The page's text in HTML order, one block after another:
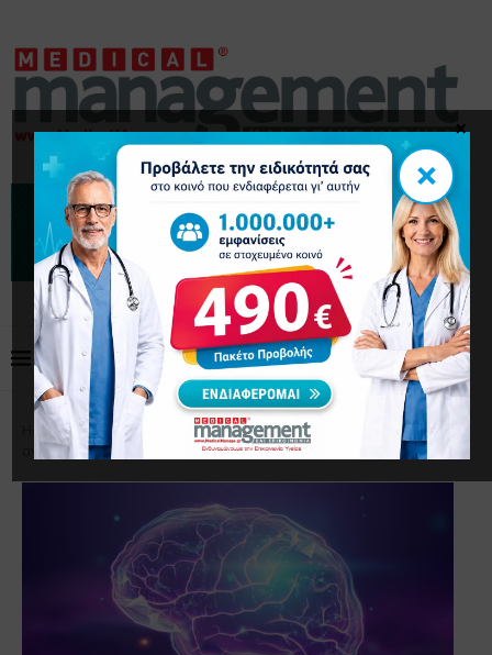
Home Επιστημονικά Άρθρα
Οι πιο συναρπαστικές
ανακαλύψεις για τον εγκέφαλο το 2025
×
×